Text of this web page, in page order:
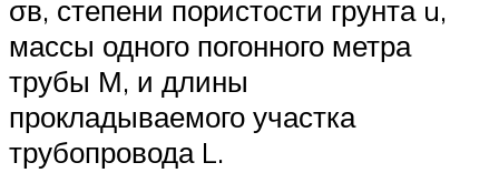
σв, степени пористости грунта u,
массы одного погонного метра
трубы М, и длины
прокладываемого участка
трубопровода L.